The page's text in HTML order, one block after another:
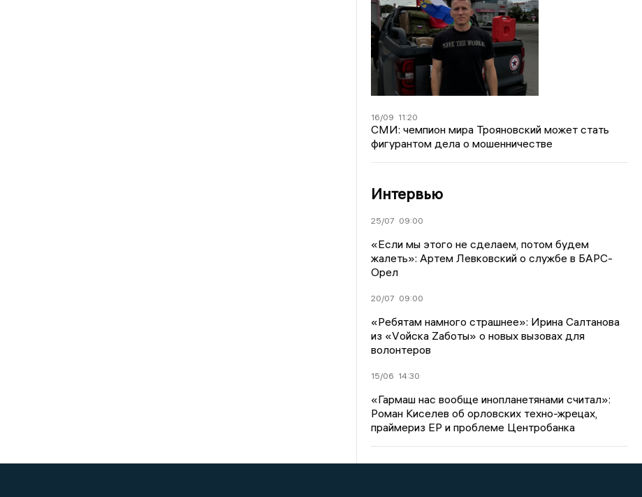
16/09 11:20
СМИ: чемпион мира Трояновский может стать
фигурантом дела о мошенничестве
Интервью
25/07 09:00
«Если мы этого не сделаем, потом будем
жалеть»: Артем Левковский о службе в БАРС-
Орел
20/07 09:00
«Ребятам намного страшнее»: Ирина Салтанова
из «Vойска Zаботы» о новых вызовах для
волонтеров
15/06 14:30
«Гармаш нас вообще инопланетянами считал»:
Роман Киселев об орловских техно-жрецах,
праймериз ЕР и проблеме Центробанка